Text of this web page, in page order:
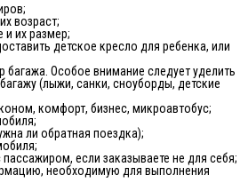
возраст;
их размер;
детское кресло для ребенка, или
багажа. Особое внимание следует уделить
(лыжи, санки, сноуборды, детские
комфорт, бизнес, микроавтобус;
ли обратная поездка);
если заказываете не для себя;
необходимую для выполнения